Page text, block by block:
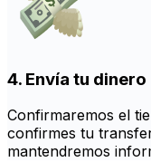
4. Envía tu dinero
Confirmaremos el
confirmes tu
mantendremos